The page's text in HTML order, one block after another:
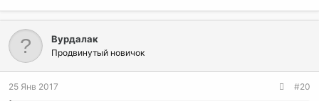
Вурдалак
Продвинутый новичок
25 Янв 2017 #20